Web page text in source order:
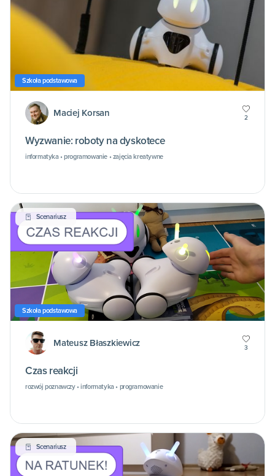
Szkoła podstawowa
Maciej Korsan 2
Wyzwanie: roboty na dyskotece
informatyka • programowanie • zajęcia kreatywne
Scenariusz
Szkoła podstawowa
Mateusz Błaszkiewicz 3
Czas reakcji
rozwój poznawczy • informatyka • programowanie
Scenariusz